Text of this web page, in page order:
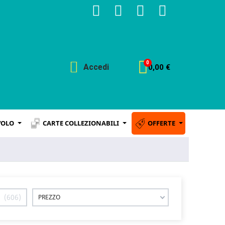
Accedi 0,00 €
CARTE COLLEZIONABILI OFFERTE
606 PREZZO